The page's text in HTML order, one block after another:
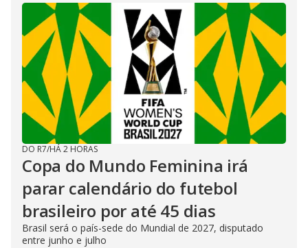
DO R7/HÁ 2 HORAS
Copa do Mundo Feminina irá
parar calendário do futebol
brasileiro por até 45 dias
Brasil será o país-sede do Mundial de 2027, disputado
entre junho e julho